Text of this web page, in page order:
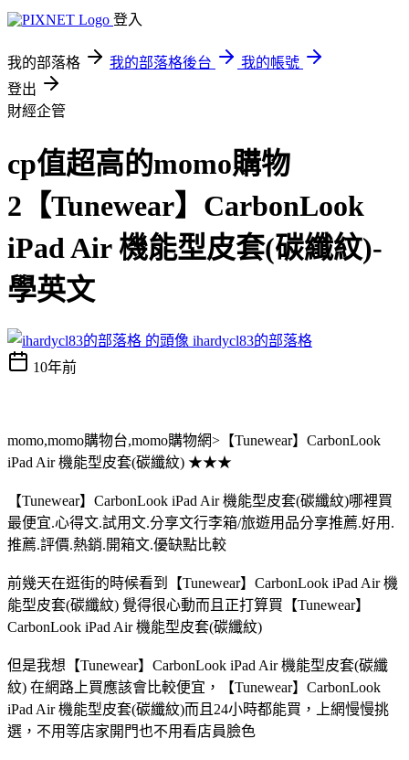
登入
我的部落格 我的部落格後台
我的帳號
登出
財經企管
cp值超高的momo購物
2【Tunewear】CarbonLook
iPad Air 機能型皮套(碳纖紋)-
學英文
ihardycl83的部落格
10年前
momo,momo購物台,momo購物網>【Tunewear】CarbonLook
iPad Air 機能型皮套(碳纖紋) ★★★
【Tunewear】CarbonLook iPad Air 機能型皮套(碳纖紋)哪裡買
最便宜.心得文.試用文.分享文行李箱/旅遊用品分享推薦.好用.
推薦.評價.熱銷.開箱文.優缺點比較
前幾天在逛街的時候看到【Tunewear】CarbonLook iPad Air 機
能型皮套(碳纖紋) 覺得很心動而且正打算買【Tunewear】
CarbonLook iPad Air 機能型皮套(碳纖紋)
但是我想【Tunewear】CarbonLook iPad Air 機能型皮套(碳纖
紋) 在網路上買應該會比較便宜，【Tunewear】CarbonLook
iPad Air 機能型皮套(碳纖紋)而且24小時都能買，上網慢慢挑
選，不用等店家開門也不用看店員臉色